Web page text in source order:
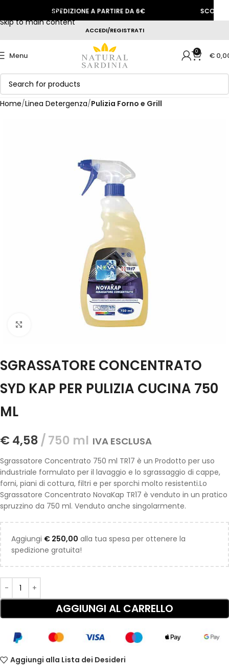
Skip to navigation
Skip to main content
ACCEDI/REGISTRATI
Menu 0 €
Home Linea Detergenza Pulizia Forno e Grill
SGRASSATORE CONCENTRATO
SYD KAP PER PULIZIA CUCINA 750
ML
€ 4,58 750 ml IVA ESCLUSA
Sgrassatore Concentrato 750 ml TR17 è un Prodotto per uso
industriale formulato per il lavaggio e lo sgrassaggio di cappe,
forni, piani di cottura, filtri e per sporchi molto resistenti.Lo
Sgrassatore Concentrato NovaKap TR17 è venduto in un pratico
spruzzino da 750 ml. Venduto anche singolarmente.
Aggiungi € 250,00 alla tua spesa per ottenere la
spedizione gratuita!
AGGIUNGI AL CARRELLO
Aggiungi alla Lista dei Desideri
SPEDIZIONE A PARTIRE DA 6€ SCONTO